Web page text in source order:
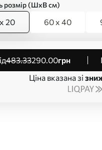
розмір (ШхВ см)
20 60 x 40
від483.33290.00грн
Ціна вказана зі